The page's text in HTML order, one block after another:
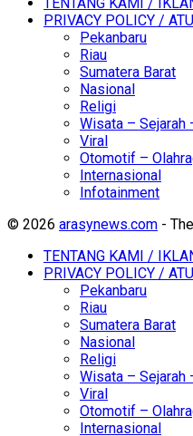
PRIVACY POLICY /
Pekanbaru
Riau
Sumatera Barat
Nasional
Religi
Wisata –
Viral
Otomotif –
Internasional
Infotainment
© 2026 arasynews.com -
TENTANG KAMI /
PRIVACY POLICY /
Pekanbaru
Riau
Sumatera Barat
Nasional
Religi
Wisata –
Viral
Otomotif –
Internasional